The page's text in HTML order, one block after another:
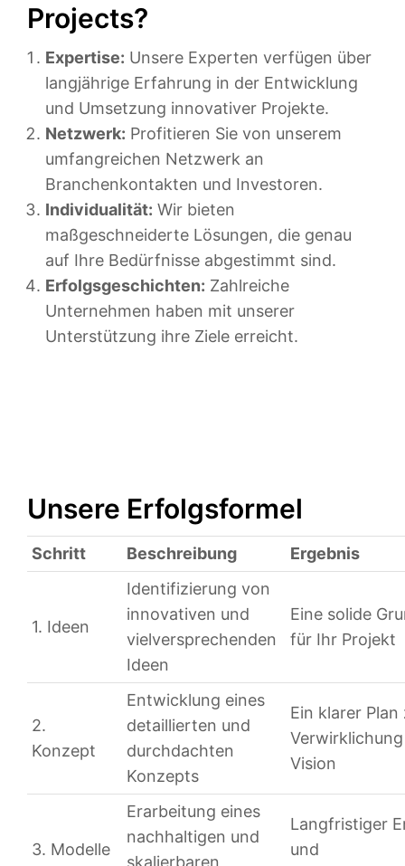
Projects?
Expertise: Unsere Experten verfügen über
langjährige Erfahrung in der Entwicklung
und Umsetzung innovativer Projekte.
Netzwerk: Profitieren Sie von unserem
umfangreichen Netzwerk an
Branchenkontakten und Investoren.
Individualität: Wir bieten
maßgeschneiderte Lösungen, die genau
auf Ihre Bedürfnisse abgestimmt sind.
Erfolgsgeschichten: Zahlreiche
Unternehmen haben mit unserer
Unterstützung ihre Ziele erreicht.
Unsere Erfolgsformel
Schritt Beschreibung Ergebnis
1. Ideen
Identifizierung von
innovativen und
vielversprechenden
Ideen
Eine solide
für Ihr Projekt
2.
Konzept
Entwicklung eines
detaillierten und
durchdachten
Konzepts
Ein klarer Plan
Vision
3. Modelle
Erarbeitung eines
nachhaltigen und
skalierbaren
Langfristiger
und